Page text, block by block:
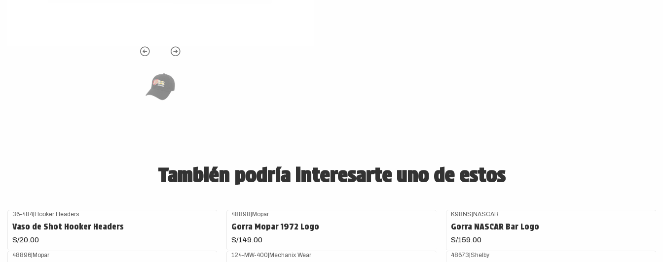
También podría interesarte uno de estos
36-484|Hooker Headers
Vaso de Shot Hooker Headers
S/20.00
48898|Mopar
Gorra Mopar 1972 Logo
S/149.00
K98NS|NASCAR
Gorra NASCAR Bar Logo
S/159.00
48896|Mopar 124-MW-400|Mechanix Wear 48673|Shelby